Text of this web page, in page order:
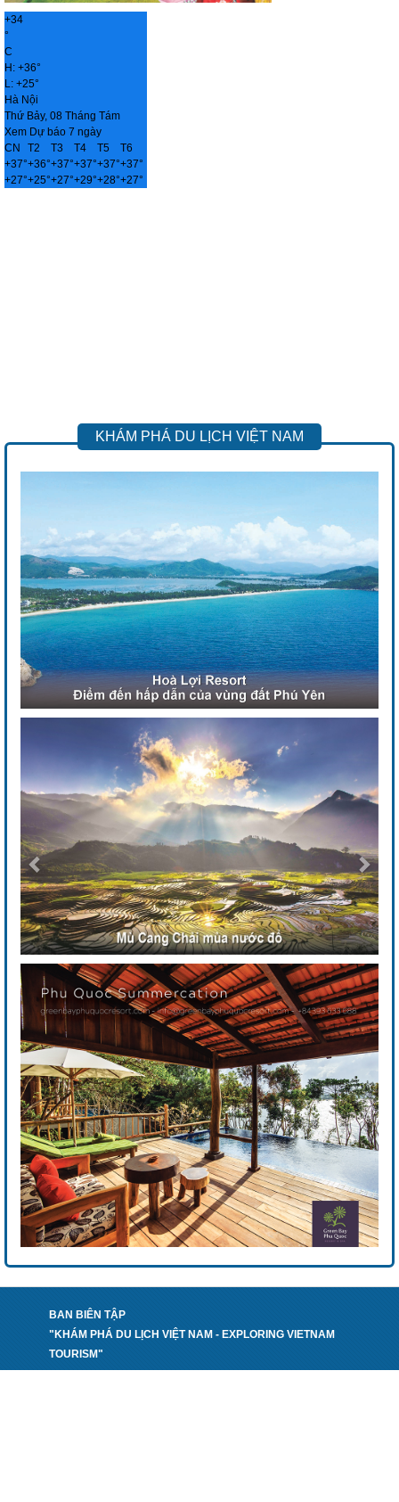
+34
°
C
H: +36°
L: +25°
Hà Nội
Thứ Bảy, 08 Tháng Tám
Xem Dự báo 7 ngày
CN
T2 T3 T4 T5
T6
+37°+36°+37°+37°+37°+37°
+27°+25°+27°+29°+28°+27°
KHÁM PHÁ DU LỊCH VIỆT NAM
Previous Next
BAN BIÊN TẬP
"KHÁM PHÁ DU LỊCH VIỆT NAM - EXPLORING VIETNAM
TOURISM"